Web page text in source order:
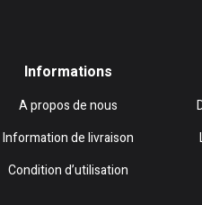
Informations
A propos de nous
Information de livraison
Condition d’utilisation